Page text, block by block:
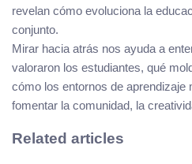
revelan cómo evoluciona la
conjunto.
Mirar hacia atrás nos ayuda a
valoraron los estudiantes, qué
cómo los entornos de aprendizaje
fomentar la comunidad, la
Related articles